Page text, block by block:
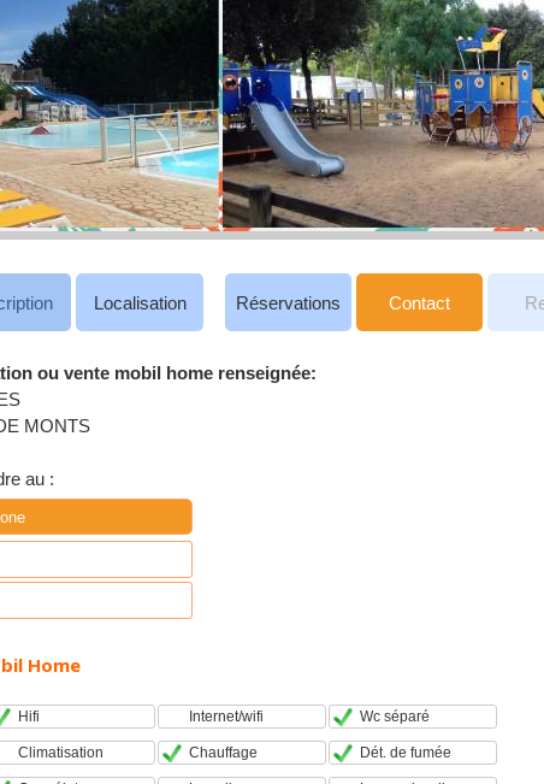
Localisation Réservations Contact
ou vente mobil home renseignée:
MONTS
au :
Home
Hifi Internet/wifi Wc séparé
Climatisation Chauffage Dét. de fumée